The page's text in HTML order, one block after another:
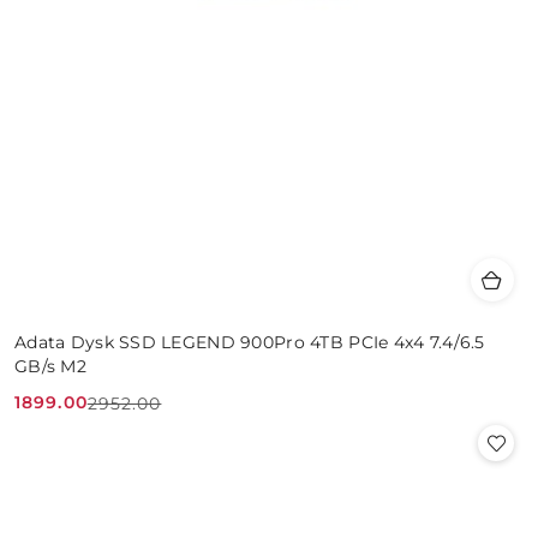
Adata Dysk SSD LEGEND 900Pro 4TB PCIe 4x4 7.4/6.5
GB/s M2
Cena
1899.00
Cena
2952.00